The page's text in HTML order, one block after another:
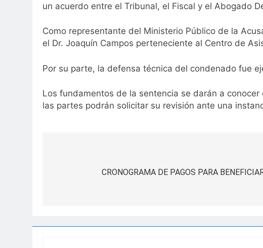
un acuerdo entre el Tribunal, el Fiscal y el Abogado
Como representante del Ministerio Público de la
el Dr. Joaquín Campos perteneciente al Centro de
Por su parte, la defensa técnica del condenado fue
Los fundamentos de la sentencia se darán a
las partes podrán solicitar su revisión ante una
CRONOGRAMA DE PAGOS PARA